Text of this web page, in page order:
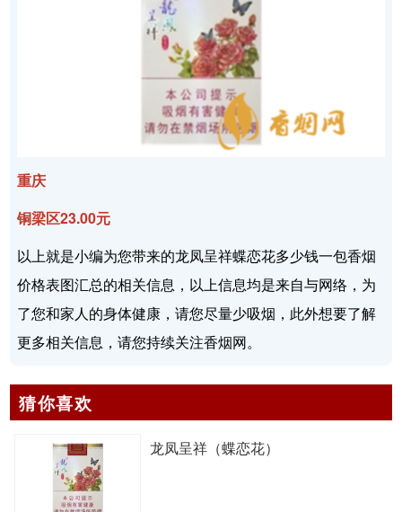
重庆
铜梁区23.00元
以上就是小编为您带来的龙凤呈祥蝶恋花多少钱一包香烟
价格表图汇总的相关信息，以上信息均是来自与网络，为
了您和家人的身体健康，请您尽量少吸烟，此外想要了解
更多相关信息，请您持续关注香烟网。
猜你喜欢
龙凤呈祥（蝶恋花）